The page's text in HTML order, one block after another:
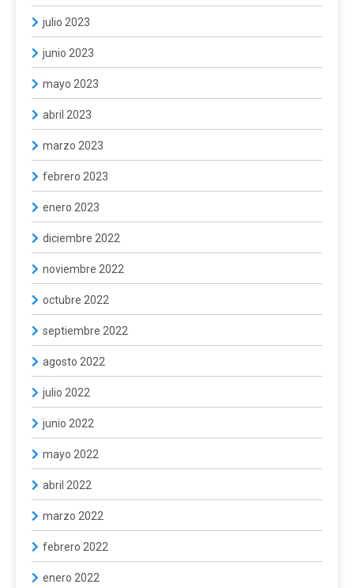
julio 2023
junio 2023
mayo 2023
abril 2023
marzo 2023
febrero 2023
enero 2023
diciembre 2022
noviembre 2022
octubre 2022
septiembre 2022
agosto 2022
julio 2022
junio 2022
mayo 2022
abril 2022
marzo 2022
febrero 2022
enero 2022